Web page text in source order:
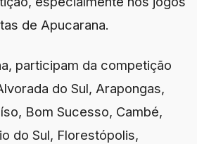
de Apucarana.
participam da competição
do Sul, Arapongas,
Bom Sucesso, Cambé,
do Sul, Florestópolis,